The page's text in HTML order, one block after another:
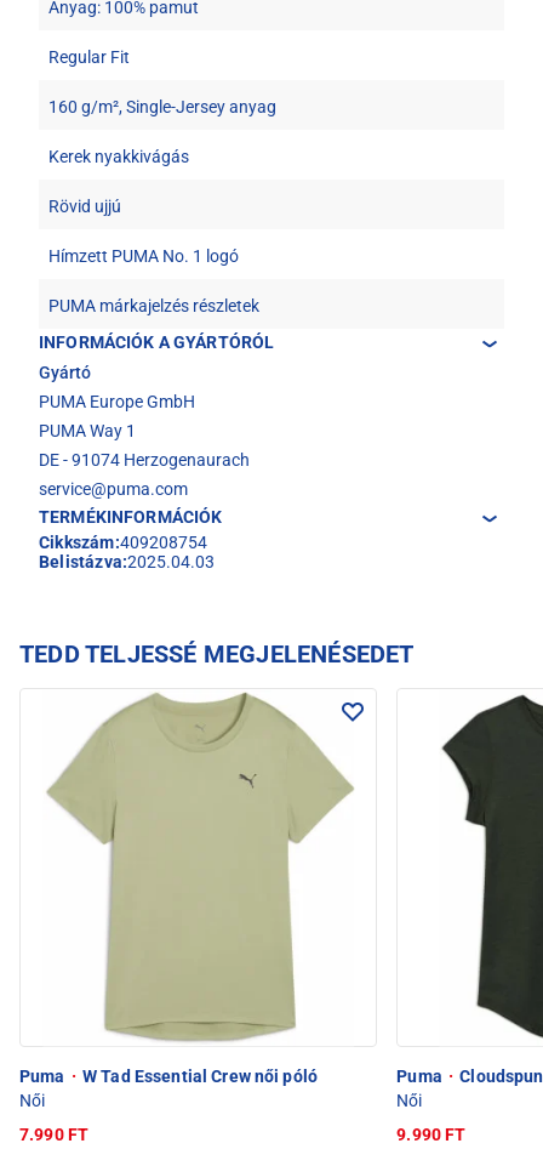
Anyag: 100% pamut
Regular Fit
160 g/m², Single-Jersey anyag
Kerek nyakkivágás
Rövid ujjú
Hímzett PUMA No. 1 logó
PUMA márkajelzés részletek
INFORMÁCIÓK A GYÁRTÓRÓL
Gyártó
PUMA Europe GmbH
PUMA Way 1
DE - 91074 Herzogenaurach
service@puma.com
TERMÉKINFORMÁCIÓK
Cikkszám:409208754
Belistázva:2025.04.03
TEDD TELJESSÉ MEGJELENÉSEDET
Puma · W Tad Essential Crew női póló
Női
7.990 FT
Puma ·
Női
9.990 FT